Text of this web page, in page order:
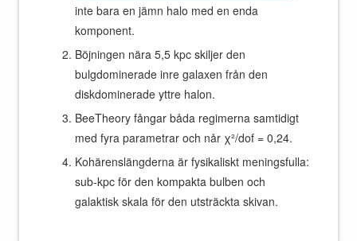
inte bara en jämn halo med en enda
komponent.
Böjningen nära 5,5 kpc skiljer den
bulgdominerade inre galaxen från den
diskdominerade yttre halon.
BeeTheory fångar båda regimerna samtidigt
med fyra parametrar och når χ²/dof = 0,24.
Kohärenslängderna är fysikaliskt meningsfulla:
sub-kpc för den kompakta bulben och
galaktisk skala för den utsträckta skivan.